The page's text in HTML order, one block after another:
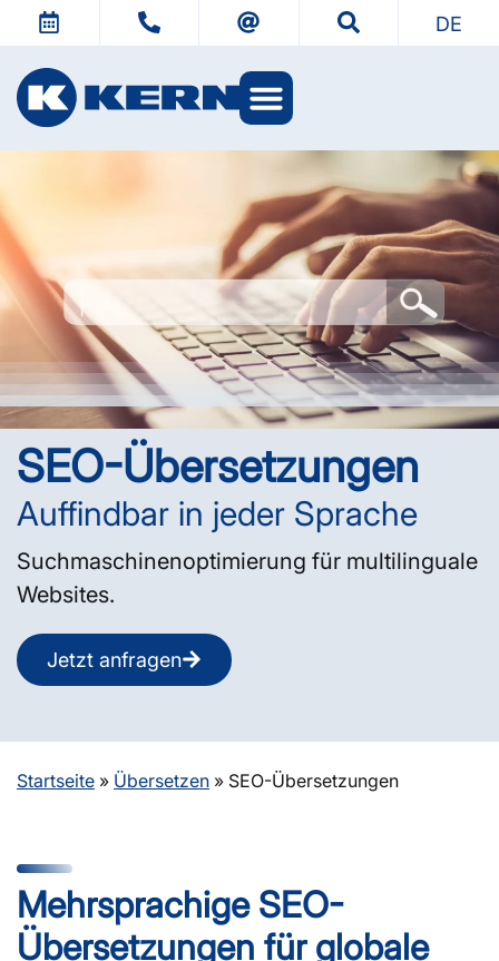
DE
SEO-Übersetzungen
Auffindbar in jeder Sprache
Suchmaschinenoptimierung für multilinguale
Websites.
Jetzt anfragen
Startseite » Übersetzen » SEO-Übersetzungen
Mehrsprachige SEO-
Übersetzungen für globale